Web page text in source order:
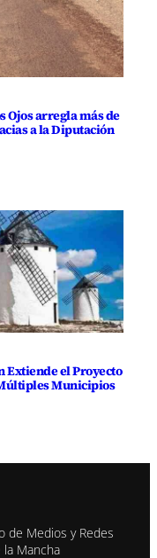
Ojos arregla más de
a la Diputación
el Proyecto
Municipios
de Medios y Redes
Mancha